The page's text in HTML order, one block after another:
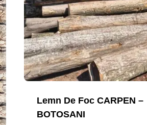
Lemn De Foc CARPEN –
BOTOSANI